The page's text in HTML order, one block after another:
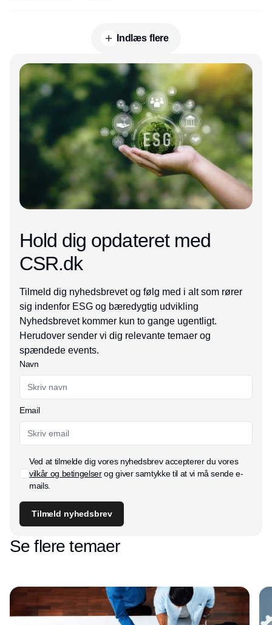
Indlæs flere
Annonce
Hold dig opdateret med
CSR.dk
Tilmeld dig nyhedsbrevet og følg med i alt som rører
sig indenfor ESG og bæredygtig udvikling
Nyhedsbrevet kommer kun to gange ugentligt.
Herudover sender vi dig relevante temaer og
spændede events.
Navn
Email
Ved at tilmelde dig vores nyhedsbrev accepterer du vores
vilkår og betingelserog giver samtykke til at vi må sende e-
mails.
Tilmeld nyhedsbrev
Se flere temaer